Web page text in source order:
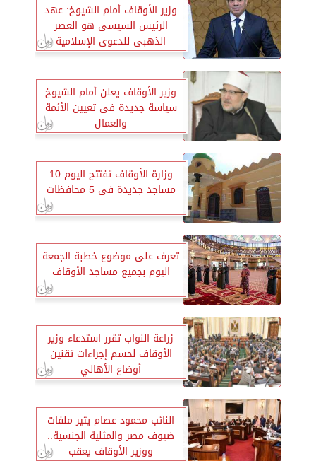
وزير الأوقاف أمام الشيوخ: عهد
الرئيس السيسى هو العصر
الذهبى للدعوى الإسلامية
وعمارة المساجد
وزير الأوقاف يعلن أمام الشيوخ
سياسة جديدة فى تعيين الأئمة
والعمال
وزارة الأوقاف تفتتح اليوم 10
مساجد جديدة فى 5 محافظات
تعرف على موضوع خطبة الجمعة
اليوم بجميع مساجد الأوقاف
زراعة النواب تقرر استدعاء وزير
الأوقاف لحسم إجراءات تقنين
أوضاع الأهالي
النائب محمود عصام يثير ملفات
ضيوف مصر والمثلية الجنسية..
ووزير الأوقاف يعقب